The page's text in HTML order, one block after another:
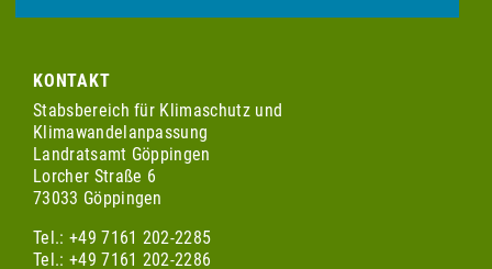
KONTAKT
Stabsbereich für Klimaschutz und
Klimawandelanpassung
Landratsamt Göppingen
Lorcher Straße 6
73033 Göppingen
Tel.: +49 7161 202-2285
Tel.: +49 7161 202-2286